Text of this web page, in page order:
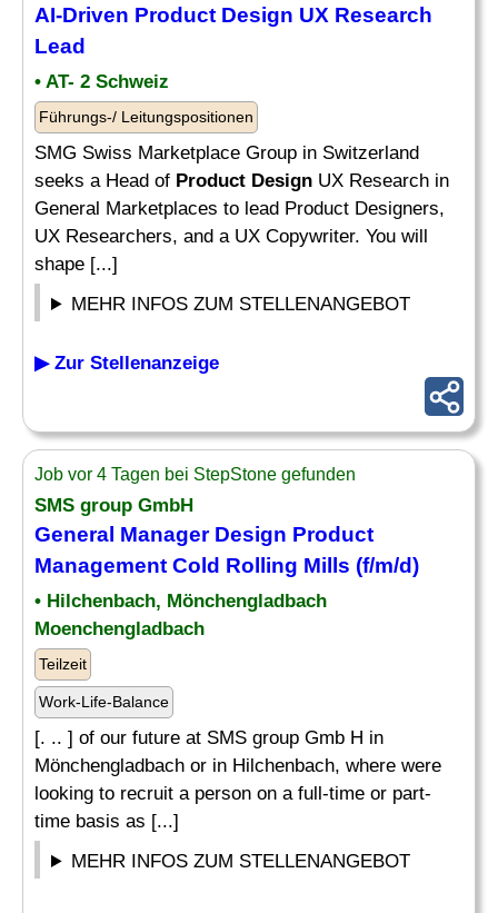
AI-Driven Product Design UX Research
Lead
• AT- 2 Schweiz
Führungs-/ Leitungspositionen
SMG Swiss Marketplace Group in Switzerland
seeks a Head of Product Design UX Research in
General Marketplaces to lead Product Designers,
UX Researchers, and a UX Copywriter. You will
shape [...]
MEHR INFOS ZUM STELLENANGEBOT
▶ Zur Stellenanzeige
Job vor 4 Tagen bei StepStone gefunden
SMS group GmbH
General Manager Design Product
Management Cold Rolling Mills (f/m/d)
• Hilchenbach, Mönchengladbach
Moenchengladbach
Teilzeit
Work-Life-Balance
[. .. ] of our future at SMS group Gmb H in
Mönchengladbach or in Hilchenbach, where were
looking to recruit a person on a full-time or part-
time basis as [...]
MEHR INFOS ZUM STELLENANGEBOT